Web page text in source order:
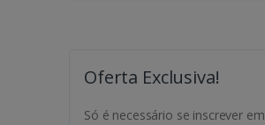
Oferta Exclusiva!
Só é necessário se inscrever em